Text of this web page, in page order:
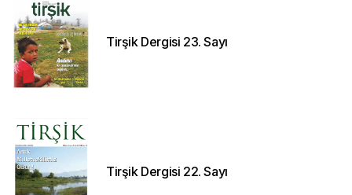
Tirşik Dergisi 23. Sayı
Tirşik Dergisi 22. Sayı